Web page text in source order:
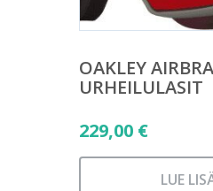
OAKLEY
URHEILULASIT
229,00 €
LUE